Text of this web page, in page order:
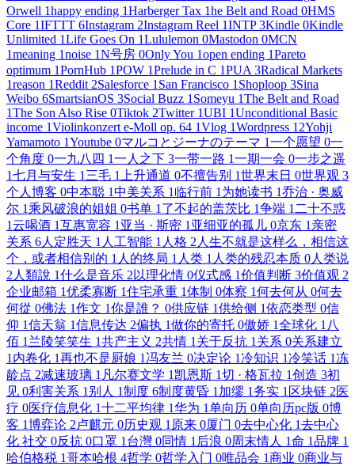
Orwell 1happy ending 1Harberger Tax 1he Belt and Road 0HMS
Core 1IFTTT 6Instagram 2Instagram Reel 1INTP3Kindle 0Kindle
Unlimited 1Life Goes On 1Lululemon 0Mastodon 0MCN
1meaning 1noise 1N号房 0Only You 1open ending 1Pareto
optimum 1PornHub 1POW 1Prelude in C 1PUA 3Radical Markets
1reason 1Reddit 2Salesforce 1 San Francisco 1 Shoploop 3Sina
Weibo 6SmartsianOS 3Social Buzz 1 Someyu 1The Belt and Road
1The Son Also Rise 0Tiktok 2Twitter 1UBI 1Unconditional Basic
income 1Violinkonzert e-Moll op. 64 1Vlog 1Wordpress 12Yohji
Yamamoto 1Youtube 0マルコとジーナのテーマ 1一个愿望 0一
个角度 0一九八四 1一人之下 3一带一路 1一期一会 0一步之遥
1七月与安生 1 三毛 1 上升通道 0不擅告别 1世界末日 0世界观 3
个人博客 0中本聪 1中美关系 1 临行前 1 为她读书 1乔治 · 奥威
尔 1乘风破浪的姐姐 0书单 1 了不起的盖茨比 1争端 1 二十不惑
1云喝酒 1互惠宽容 1 亚当 · 斯密 1 亚细亚的孤儿 0京东 1 亲密
关系 6人定胜天 1 人工智能 1 人格 2 人生不就是这样么，相信这
个，或者相信别的 1 人的终局 1 人类 1 人类的残忍本质 0人类说
2 人類說 1什么是音乐 2 以理化情 0仪式感 1价值判断 3价值观 2
企业邮箱 1优柔寡断 1住宅承重 1体制 0体察 1何去何从 0何去
何從 0佛法 1作文 1你是誰？ 0供应链 1供给侧 1依恋类型 0信
仰 1信天翁 1信息传达 2偏执 1做你的寄托 0傲娇 1全球化 1 八
佰 1 兰陵笑笑生 1共产主义 2共情 1 关于反抗 1 关系 0关系建立
1 内卷化 1再也不是厨娘 1 冯友兰 0决定论 1冷知识 1冷笑话 1冻
龄点 2减速玻璃 1 凡尔赛文学 1凯恩斯 1切 · 格瓦拉 1创造 3初
见 0利害关系 1 别人 1制度 6制度黄昏 1 加缪 1务实 1 区块链 2医
疗 0医疗信息化 1十二平均律 1华为 1单向历 0单向历pc版 0博
客 1博弈论 2卢麒元 0历史观 1 原来 0厦门 0去中心化 1去中心
化 社交 0反抗 0口罩 1 台灣 0同情 1 后浪 0周末情人 1命 1品牌 1
哈伯格税 1哥本哈根 4哲学 0哲学入门 0唯品会 1商业 0商业与